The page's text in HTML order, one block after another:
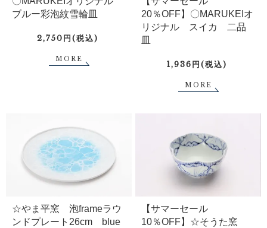
ブルー彩泡紋雪輪皿
2,750円(税込)
MORE
20％OFF】〇MARUKEIオ
リジナル スイカ 二品
皿
1,936円(税込)
MORE
☆やま平窯 泡frameラウ
ンドプレート26cm blue
【サマーセール
10％OFF】☆そうた窯